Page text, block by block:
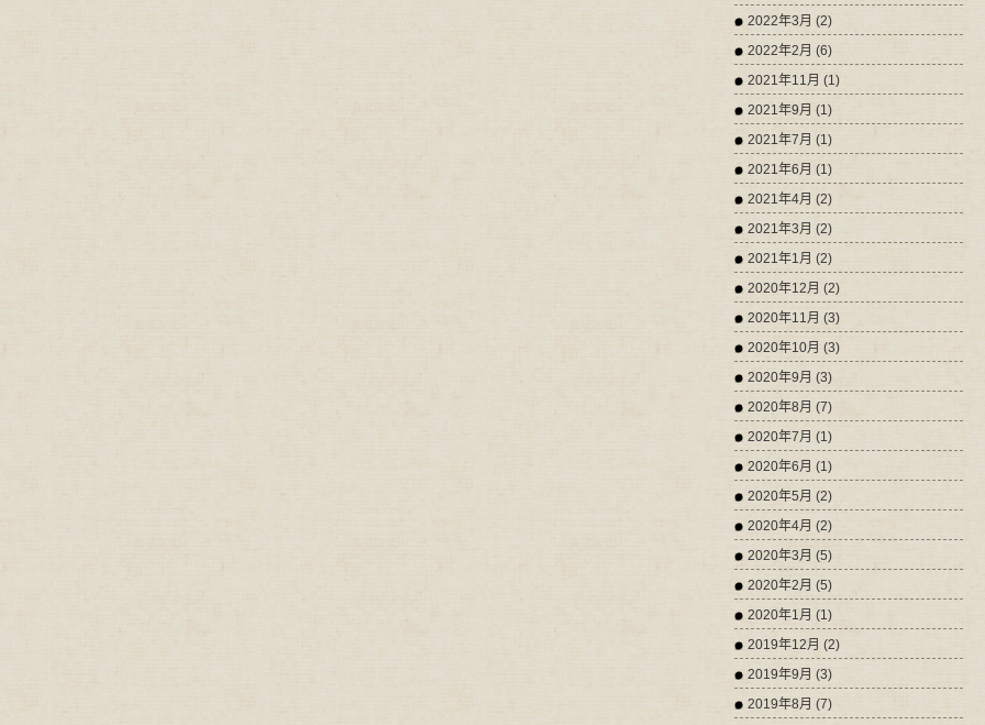
2022年3月 (2)
2022年2月 (6)
2021年11月 (1)
2021年9月 (1)
2021年7月 (1)
2021年6月 (1)
2021年4月 (2)
2021年3月 (2)
2021年1月 (2)
2020年12月 (2)
2020年11月 (3)
2020年10月 (3)
2020年9月 (3)
2020年8月 (7)
2020年7月 (1)
2020年6月 (1)
2020年5月 (2)
2020年4月 (2)
2020年3月 (5)
2020年2月 (5)
2020年1月 (1)
2019年12月 (2)
2019年9月 (3)
2019年8月 (7)